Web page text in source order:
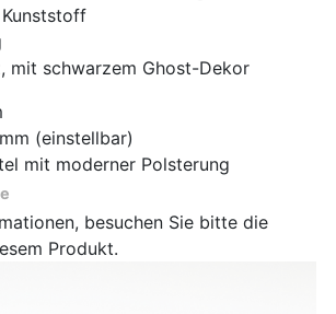
mit schwarzem Ghost-Dekor
(einstellbar)
mit moderner Polsterung
besuchen Sie bitte die
Produkt.